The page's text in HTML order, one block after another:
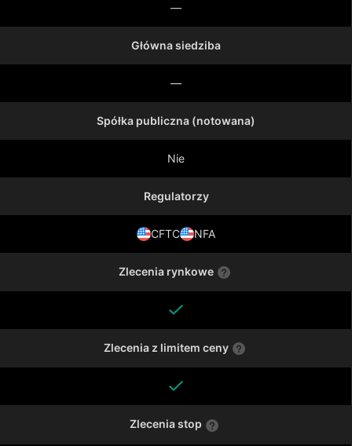
—
Główna siedziba
—
Spółka publiczna (notowana)
Nie
Regulatorzy
CFTC NFA
Zlecenia rynkowe
Zlecenia z limitem ceny
Zlecenia stop